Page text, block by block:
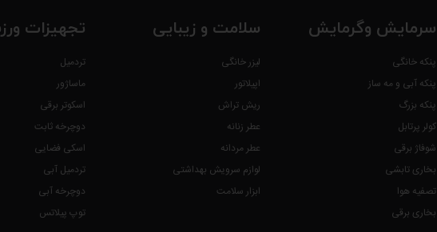
سرمایش وگرمایش
پنکه خانگی
پنکه آبی و مه ساز
پنکه بزرگ
کولر پرتابل
شوفاژ برقی
بخاری تابشی
تصفیه هوا
بخاری برقی
سلامت و زیبایی
لیزر خانگی
اپیلاتور
ریش تراش
عطر زنانه
عطر مردانه
لوازم سرویش بهداشتی
ابزار سلامت
تجهیزات
تردمیل
ماساژور
اسکوتر برقی
دوچرخه ثابت
اسکی فضایی
تردمیل آبی
دوچرخه آبی
توپ پیلاتس